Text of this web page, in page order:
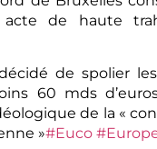
acte de haute
de spolier les
60 mds
de la «
»#Euco